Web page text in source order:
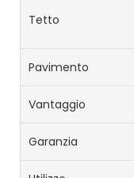
Tetto
Pavimento
Vantaggio
Garanzia